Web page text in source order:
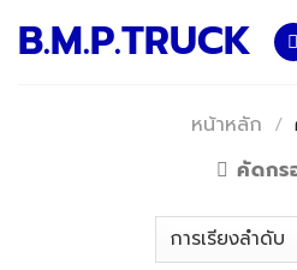
B.M.P.TRUCK
หน้าหลัก /
คัดกร